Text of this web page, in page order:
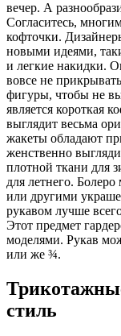
вечер. А
Согласитесь,
кофточки.
новыми идеями,
и легкие накидки.
вовсе не
фигуры, чтобы не
является короткая
выглядит весьма
жакеты обладают
женственно
плотной ткани для
для летнего.
или другими
рукавом лучше
Этот предмет
моделями. Рукав
или же ¾.
стиль